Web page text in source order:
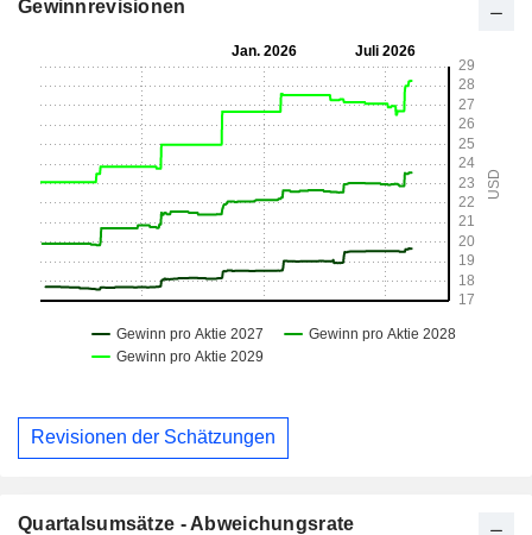
Gewinnrevisionen
Revisionen der Schätzungen
Quartalsumsätze - Abweichungsrate